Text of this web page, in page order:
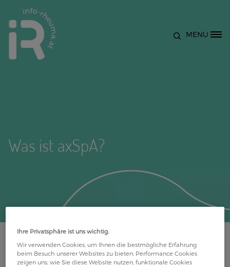
Site Logo MENU
Was ist axSpA?
Was versteht man unter axSpA?
Ihre Privatsphäre ist uns wichtig.
Wir verwenden Cookies, um Ihnen die bestmögliche Erfahrung
beim Besuch unserer Websites zu bieten: Performance Cookies
zeigen uns, wie Sie diese Website nutzen, funktionale Cookies